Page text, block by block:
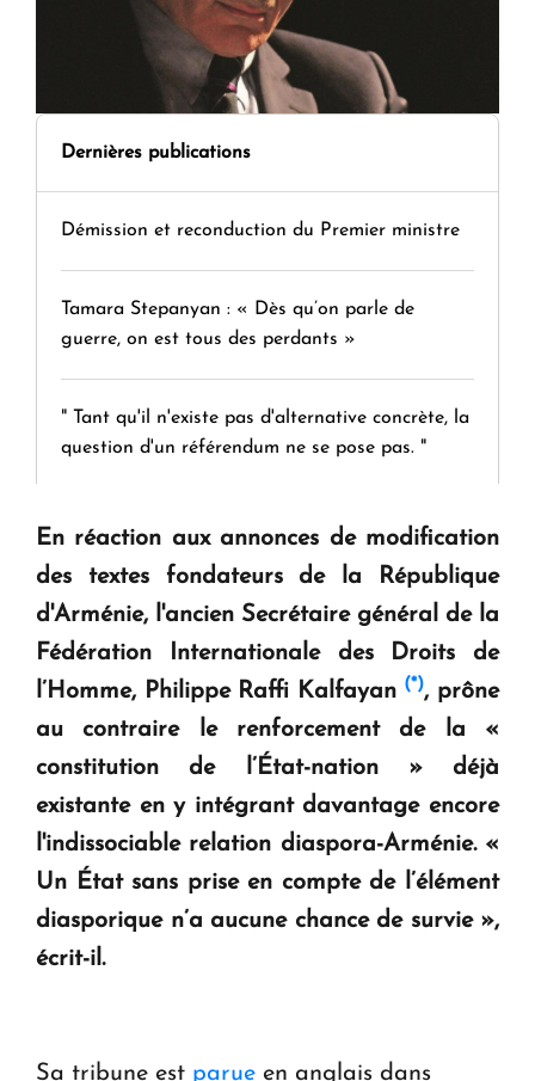
Dernières publications
Démission et reconduction du Premier ministre
Tamara Stepanyan : « Dès qu’on parle de
guerre, on est tous des perdants »
" Tant qu'il n'existe pas d'alternative concrète, la
question d'un référendum ne se pose pas. "
KASA : 30 ans d'audace, de résilience et d'avenir
Le premier hôtel Hyatt Regency d'Arménie
ouvrira ses portes à Dilijan
En réaction aux annonces de modification
des textes fondateurs de la République
d'Arménie, l'ancien Secrétaire général de la
Fédération Internationale des Droits de
l’Homme, Philippe Raffi Kalfayan (*), prône
au contraire le renforcement de la «
constitution de l’État-nation »déjà
existante en y intégrant davantage encore
l'indissociable relation diaspora-Arménie. «
Un État sans prise en compte de l’élément
diasporique n’a aucune chance de survie »,
écrit-il.
Sa tribune est parue en anglais dans